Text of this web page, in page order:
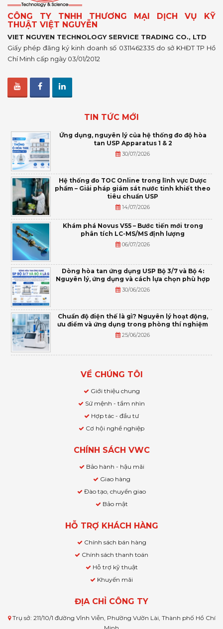
CÔNG TY TNHH THƯƠNG MẠI DỊCH VỤ KỸ
THUẬT VIỆT NGUYỄN
VIET NGUYEN TECHNOLOGY SERVICE TRADING CO., LTD
Giấy phép đăng ký kinh doanh số 0311462335 do sở KHĐT TP Hồ
Chí Minh cấp ngày 03/01/2012
TIN TỨC MỚI
Ứng dụng, nguyên lý của hệ thống đo độ hòa
tan USP Apparatus 1 & 2
30/07/2026
Hệ thống đo TOC Online trong lĩnh vực Dược
phẩm – Giải pháp giám sát nước tinh khiết theo
tiêu chuẩn USP
14/07/2026
Khám phá Novus V55 – Bước tiến mới trong
phân tích LC-MS/MS định lượng
06/07/2026
Dòng hòa tan ứng dụng USP Bộ 3/7 và Bộ 4:
Nguyên lý, ứng dụng và cách lựa chọn phù hợp
30/06/2026
Chuẩn độ điện thế là gì? Nguyên lý hoạt động,
ưu điểm và ứng dụng trong phòng thí nghiệm
25/06/2026
VỀ CHÚNG TÔI
Giới thiệu chung
Sứ mệnh - tầm nhìn
Hợp tác - đầu tư
Cơ hội nghề nghiệp
CHÍNH SÁCH VWC
Bảo hành - hậu mãi
Giao hàng
Đào tạo, chuyển giao
Bảo mật
HỖ TRỢ KHÁCH HÀNG
Chính sách bán hàng
Chính sách thanh toán
Hỗ trợ kỹ thuật
Khuyến mãi
ĐỊA CHỈ CÔNG TY
Trụ sở: 211/10/1 đường Vĩnh Viễn, Phường Vườn Lài, Thành phố Hồ Chí